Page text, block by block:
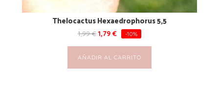
Thelocactus Hexaedrophorus 5,5
1,99€ 1,79 € -10%
AÑADIR AL CARRITO